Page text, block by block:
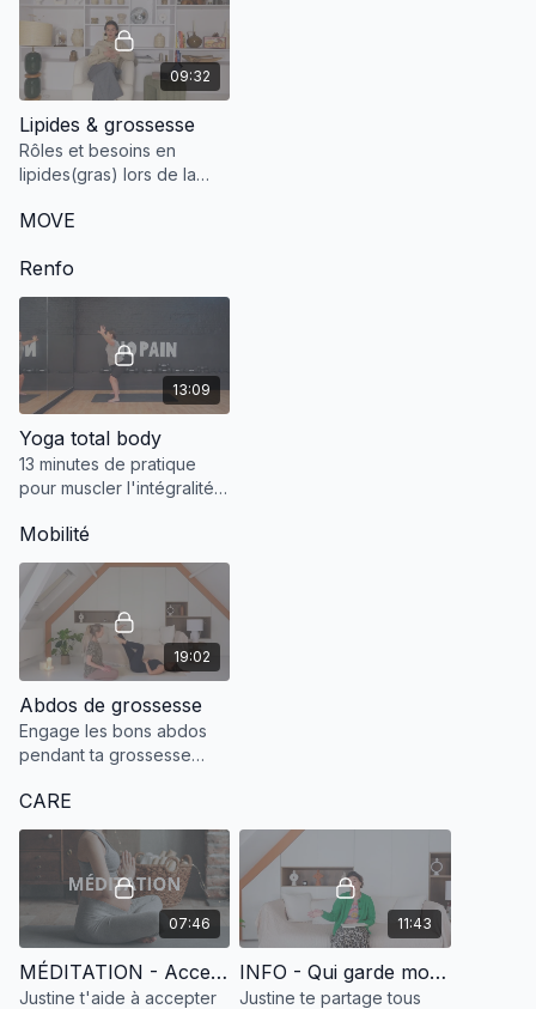
09:32
Lipides & grossesse
Rôles et besoins en
lipides(gras) lors de la
MOVE
Renfo
13:09
Yoga total body
13 minutes de pratique
pour muscler l'intégralité
Mobilité
19:02
Abdos de grossesse
Engage les bons abdos
pendant ta grossesse
et anticiper ton post-
partum d'un point de vue
physique !
CARE
07:46
MÉDITATION - Acceptation
Justine t'aide à accepter
11:43
INFO - Qui garde mon aîné pendant l'accouchement?
Justine te partage tous